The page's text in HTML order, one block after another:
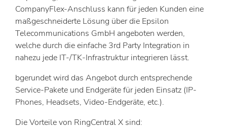
CompanyFlex-Anschluss kann für jeden Kunden eine
maßgeschneiderte Lösung über die Epsilon
Telecommunications GmbH angeboten werden,
welche durch die einfache 3rd Party Integration in
nahezu jede IT-/TK-Infrastruktur integrieren lässt.
bgerundet wird das Angebot durch entsprechende
Service-Pakete und Endgeräte für jeden Einsatz (IP-
Phones, Headsets, Video-Endgeräte, etc.).
Die Vorteile von RingCentral X sind: